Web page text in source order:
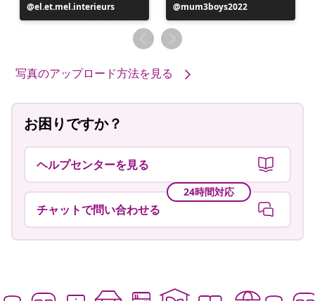
投
稿
el.et.mel.interieurs
投
稿
者
mum3boys2022
写真のアップロード方法を見る
お困りですか？
ヘルプセンターを見る
24時間対応
チャットで問い合わせる